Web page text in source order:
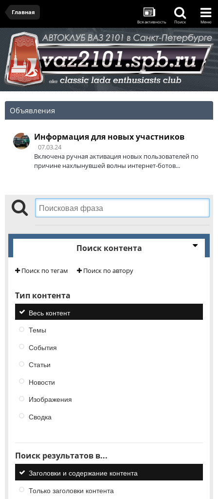
Главная
Вся активность Поиск Меню
Объявления
Информация для новых участников
07.03.24
Включена ручная активация новых пользователей по
причине нахлынувшей волны интернет-ботов...
Поиск контента
Поиск по тегам Поиск по автору
Тип контента
Весь контент
Темы
События
Статьи
Новости
Изображения
Сводка
Поиск результатов в...
Заголовки и содержание контента
Только заголовки контента